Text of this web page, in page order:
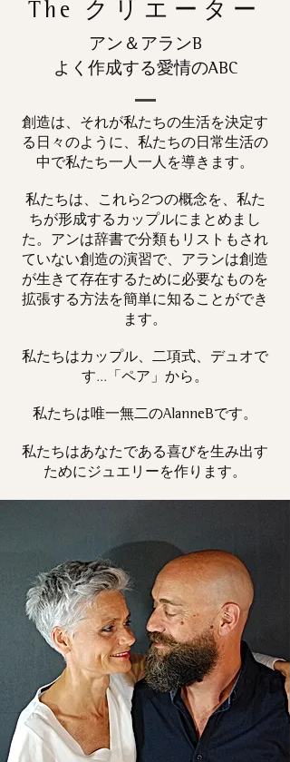
The クリエーター
アン＆アランB
よく作成する愛情のABC
創造は、それが私たちの生活を決定す
る日々のように、私たちの日常生活の
中で私たち一人一人を導きます。
私たちは、これら2つの概念を、私た
ちが形成するカップルにまとめまし
た。アンは辞書で分類もリストもされ
ていない創造の演習で、アランは創造
が生きて存在するために必要なものを
拡張する方法を簡単に知ることができ
ます。
私たちはカップル、二項式、デュオで
す...「ペア」から。
私たちは唯一無二のAlanneBです。
私たちはあなたである喜びを生み出す
ためにジュエリーを作ります。